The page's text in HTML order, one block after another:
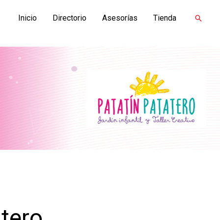
Inicio Directorio Asesorías Tienda Buscar